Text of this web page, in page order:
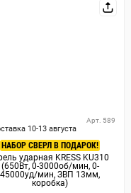
10-13 августа
Арт. 589
НАБОР СВЕРЛ В ПОДАРОК!
ударная KRESS KU310
(650Вт, 0-3000об/мин, 0-
45000уд/мин, ЗВП 13мм,
коробка)